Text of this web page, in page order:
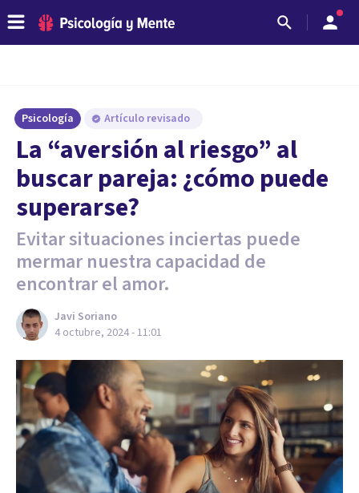
Psicología Artículo revisado
La “aversión al riesgo” al
buscar pareja: ¿cómo puede
superarse?
Evitar situaciones inciertas puede
mermar nuestra capacidad de
encontrar el amor.
Javi Soriano
4 octubre, 2024 - 11:01